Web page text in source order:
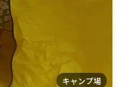
キャンプ場